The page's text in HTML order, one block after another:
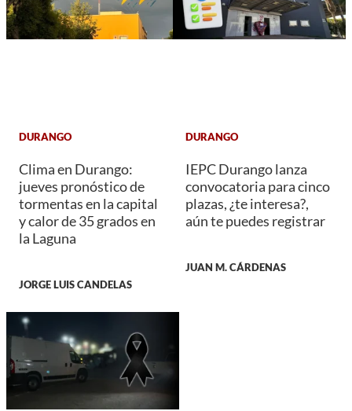
DURANGO
Clima en Durango:
jueves pronóstico de
tormentas en la capital
y calor de 35 grados en
la Laguna
JORGE LUIS CANDELAS
DURANGO
IEPC Durango lanza
convocatoria para cinco
plazas, ¿te interesa?,
aún te puedes registrar
JUAN M. CÁRDENAS